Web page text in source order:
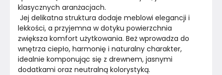
Montaż Rozłożony
Rok produkcji 2025
klasycznych aranżacjach.
lekkości, a przyjemna w dotyku powierzchnia
zwiększa komfort użytkowania. Beż wprowadza do
wnętrza ciepło, harmonię i naturalny charakter,
idealnie komponując się z drewnem, jasnymi
dodatkami oraz neutralną kolorystyką.